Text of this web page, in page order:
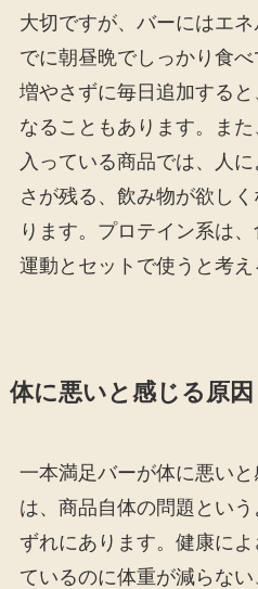
大切ですが、バーにはエ
でに朝昼晩でしっかり食
増やさずに毎日追加する
なることもあります。ま
入っている商品では、人
さが残る、飲み物が欲し
ります。プロテイン系は
運動とセットで使うと考え
体に悪いと感じる原因
一本満足バーが体に悪い
は、商品自体の問題とい
ずれにあります。健康に
ているのに体重が減らな